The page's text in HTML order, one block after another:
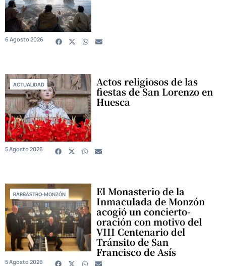
6 Agosto 2026
ACTUALIDAD Actos religiosos de las
fiestas de San Lorenzo en
Huesca
5 Agosto 2026
BARBASTRO-MONZÓN El Monasterio de la
Inmaculada de Monzón
acogió un concierto-
oración con motivo del
VIII Centenario del
Tránsito de San
Francisco de Asís
5 Agosto 2026